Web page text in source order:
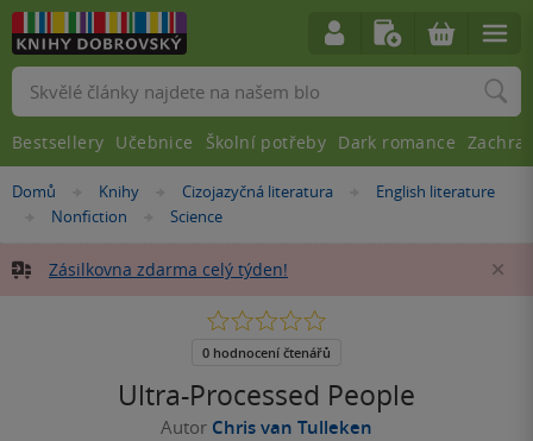
Nacházíte
Domů »Knihy »Cizojazyčná literatura »
English literature
»
Nonfiction »
Science
Zásilkovna zdarma celý týden!
Ultra-Processed People
Autor Chris van Tulleken
0.0
5
0 hodnocení čtenářů
Vyhledávání
Bestsellery Učebnice Školní potřeby Dark romance